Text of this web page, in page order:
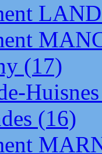
(17)
(16)